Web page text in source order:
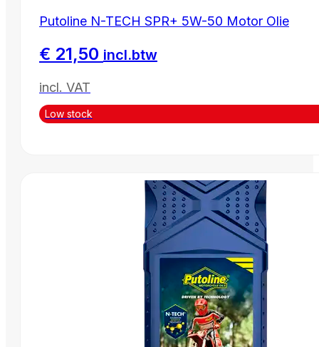
Putoline N-TECH SPR+ 5W-50 Motor Olie
€ 21,50 incl.btw
incl. VAT
Low stock